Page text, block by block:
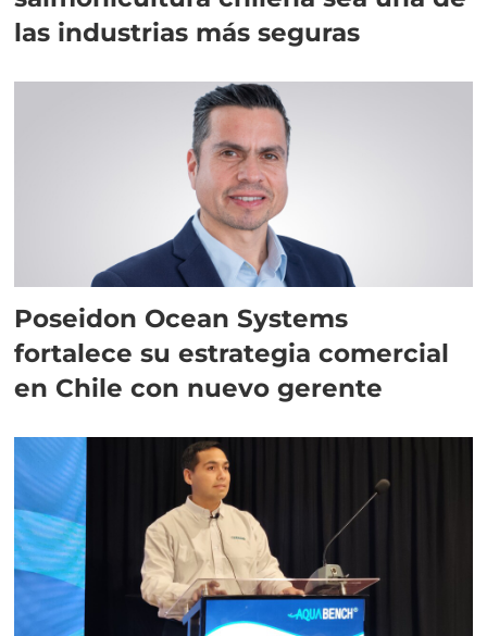
las industrias más seguras
Poseidon Ocean Systems
fortalece su estrategia comercial
en Chile con nuevo gerente